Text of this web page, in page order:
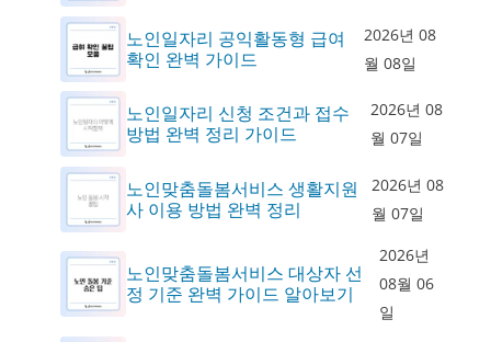
노인일자리 공익활동형 급여
확인 완벽 가이드
2026년 08
월 08일
노인일자리 신청 조건과 접수
방법 완벽 정리 가이드
2026년 08
월 07일
노인맞춤돌봄서비스 생활지원
사 이용 방법 완벽 정리
2026년 08
월 07일
노인맞춤돌봄서비스 대상자 선
정 기준 완벽 가이드 알아보기
2026년
08월 06
일